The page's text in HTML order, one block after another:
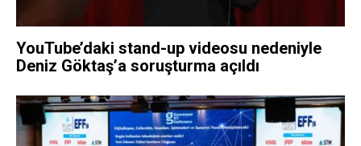
YouTube’daki stand-up videosu nedeniyle
Deniz Göktaş’a soruşturma açıldı